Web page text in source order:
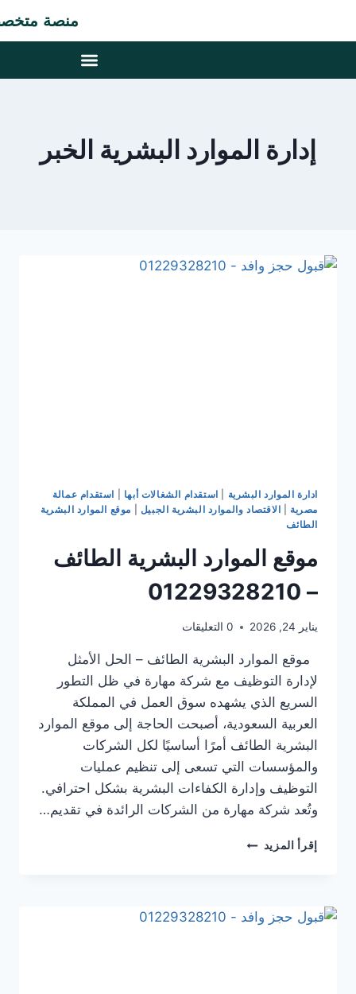
منصة
إدارة الموارد البشرية الخبر
ادارة الموارد البشرية استقدام الشغالات أبها
استقدام عمالة
مصرية
الاقتصاد والموارد البشرية الجبيل
موقع الموارد البشرية
الطائف
موقع الموارد البشرية الطائف
– 01229328210
يناير 24, 2026 0 التعليقات
موقع الموارد البشرية الطائف – الحل الأمثل
لإدارة التوظيف مع شركة مهارة في ظل التطور
السريع الذي يشهده سوق العمل في المملكة
العربية السعودية، أصبحت الحاجة إلى موقع الموارد
البشرية الطائف أمرًا أساسيًا لكل الشركات
والمؤسسات التي تسعى إلى تنظيم عمليات
التوظيف وإدارة الكفاءات البشرية بشكل احترافي.
وتُعد شركة مهارة من الشركات الرائدة في تقديم…
إقرأ المزيد